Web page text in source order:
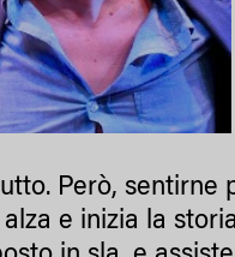
Però, sentirne
e inizia la